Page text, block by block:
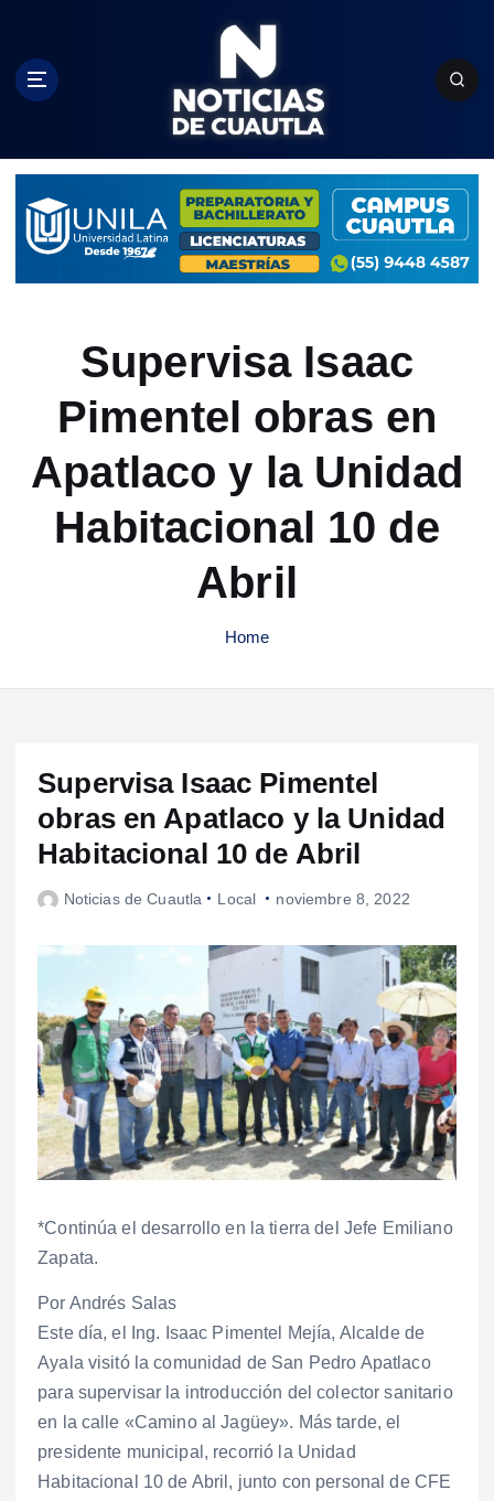
c
Supervisa Isaac
Pimentel obras en
Apatlaco y la Unidad
Habitacional 10 de
Abril
Home
Supervisa Isaac Pimentel
obras en Apatlaco y la Unidad
Habitacional 10 de Abril
Noticias de Cuautla Local noviembre 8, 2022
*Continúa el desarrollo en la tierra del Jefe Emiliano
Zapata.
Por Andrés Salas
Este día, el Ing. Isaac Pimentel Mejía, Alcalde de
Ayala visitó la comunidad de San Pedro Apatlaco
para supervisar la introducción del colector sanitario
en la calle «Camino al Jagüey». Más tarde, el
presidente municipal, recorrió la Unidad
Habitacional 10 de Abril, junto con personal de CFE